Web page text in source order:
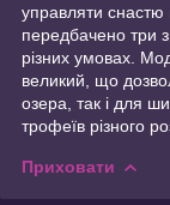
управляти снастю
передбачено три
різних умовах.
великий, що
озера, так і для
трофеїв різного
Приховати